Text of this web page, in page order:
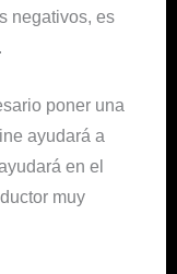
negativos, es
poner una
ayudará a
en el
muy